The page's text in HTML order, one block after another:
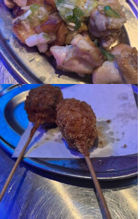
月給：25万円〜
給：1,200円〜
給：1,300円〜
円〜1,500円
定となります。なお、Web面
、カジュアルにお話しまし